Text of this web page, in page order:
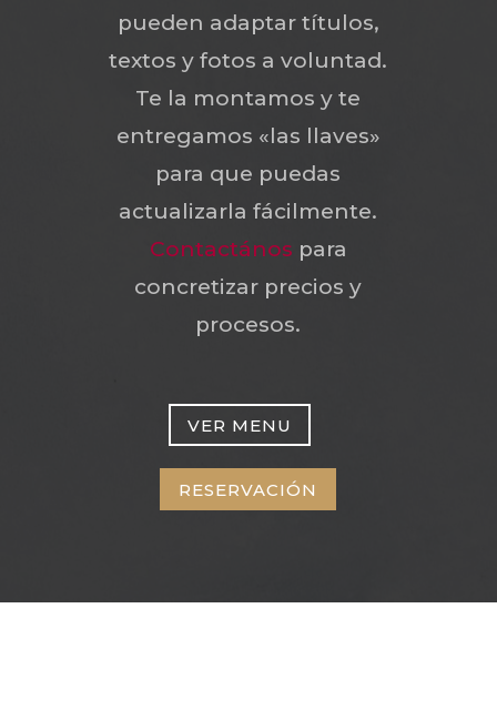
pueden adaptar títulos,
textos y fotos a voluntad.
Te la montamos y te
entregamos «las llaves»
para que puedas
actualizarla fácilmente.
Contactános para
concretizar precios y
procesos.
VER MENU
RESERVACIÓN